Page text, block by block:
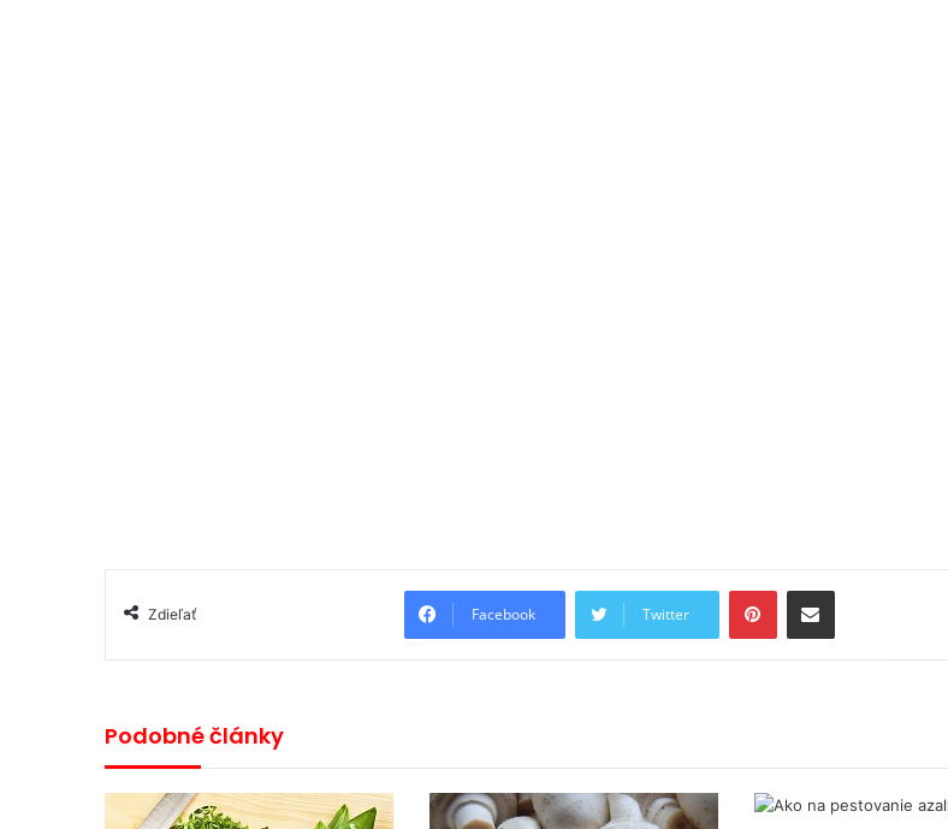
Zdieľať Facebook Twitter
PinterestShare via Email
Podobné články